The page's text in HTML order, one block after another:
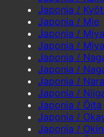
Japonia /
Japonia / Mie
Japonia /
Japonia /
Japonia /
Japonia /
Japonia / Nara
Japonia /
Japonia / Ōita
Japonia /
Japonia /